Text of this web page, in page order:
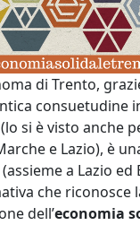
di Trento,
consuetudine
si è visto anche
e Lazio), è
a Lazio ed
che riconosce
dell’economia